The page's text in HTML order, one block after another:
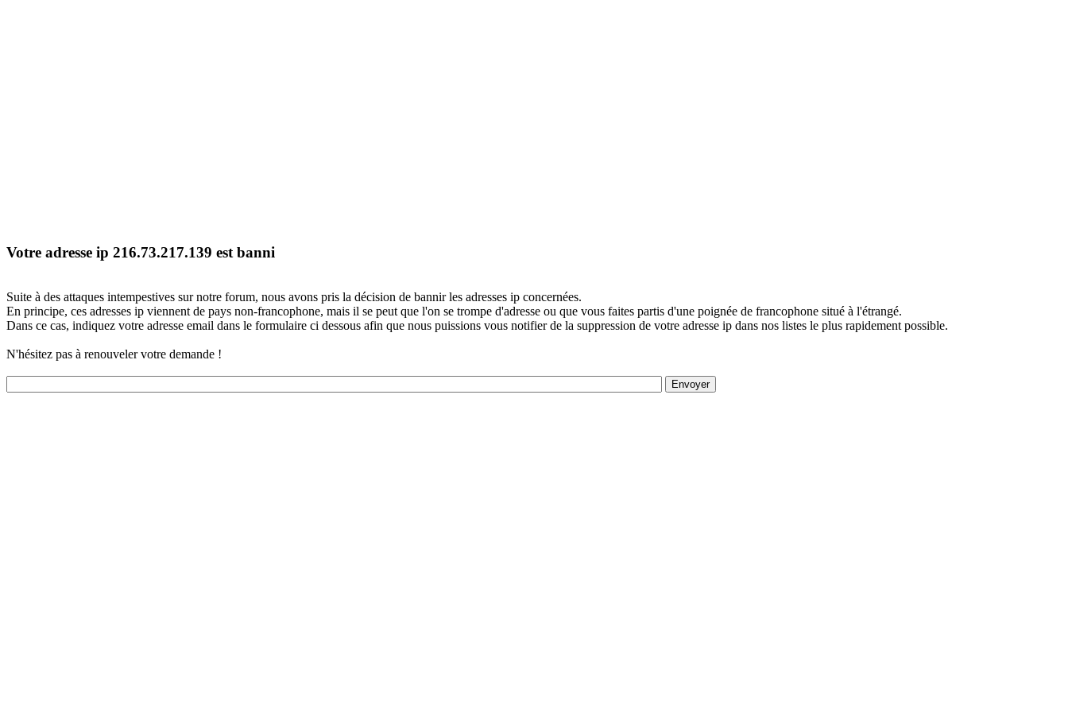
Votre adresse ip 216.73.217.139 est banni
Suite à des attaques intempestives sur notre forum, nous avons pris la décision de bannir les adresses ip concernées.
En principe, ces adresses ip viennent de pays non-francophone, mais il se peut que l'on se trompe d'adresse ou que vous faites partis d'une poignée de francophone situé à l'étrangé.
Dans ce cas, indiquez votre adresse email dans le formulaire ci dessous afin que nous puissions vous notifier de la suppression de votre adresse ip dans nos listes le plus rapidement possible.
N'hésitez pas à renouveler votre demande !